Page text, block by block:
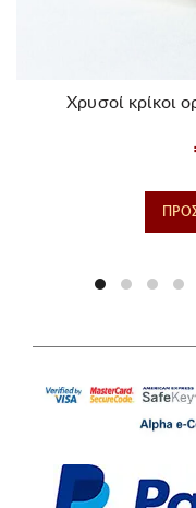
Χρυσοί κρίκοι